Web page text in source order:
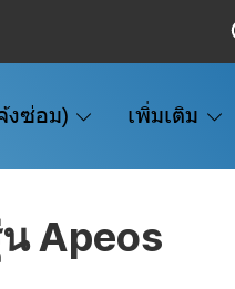
งซ่อม) เพิ่มเติม
Apeos